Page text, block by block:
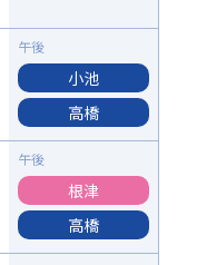
小池
高橋
根津
高橋